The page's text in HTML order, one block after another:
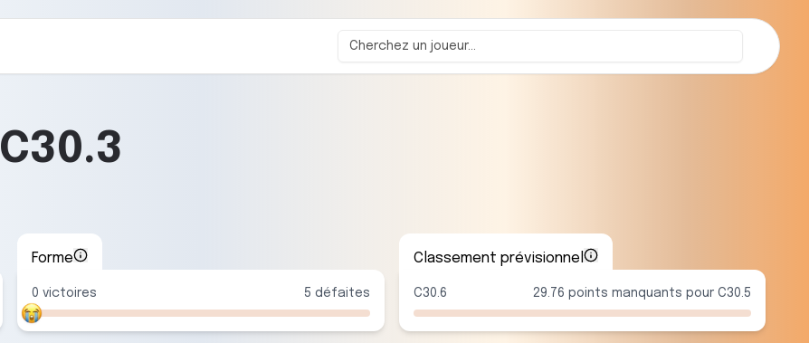
C30.3
Forme
0 victoires 5 défaites
Classement prévisionnel
C30.6 29.76 points manquants pour C30.5